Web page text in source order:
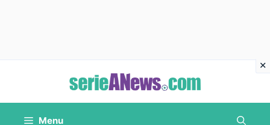
contenuto
Menu